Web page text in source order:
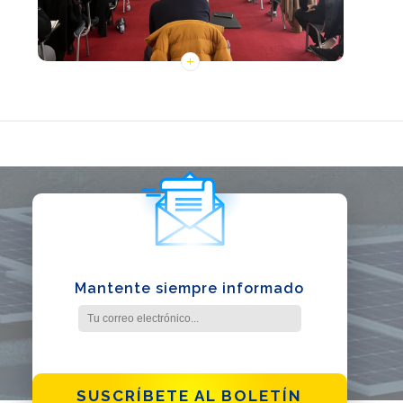
Mantente siempre informado
SUSCRÍBETE AL BOLETÍN